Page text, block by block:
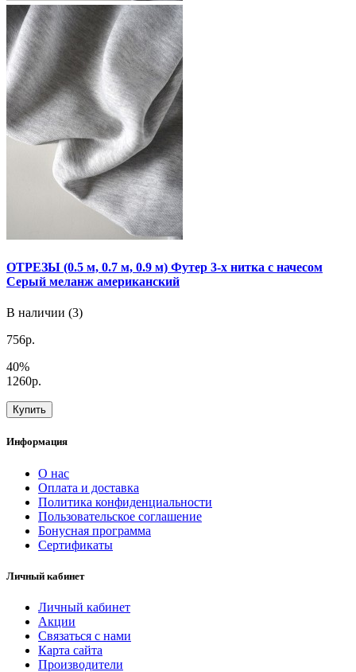
ОТРЕЗЫ (0.5 м, 0.7 м, 0.9 м) Футер 3-х нитка с начесом
Серый меланж американский
В наличии (3)
756р.
40%
1260р.
Купить
Информация
О нас
Оплата и доставка
Политика конфиденциальности
Пользовательское соглашение
Бонусная программа
Сертификаты
Личный кабинет
Личный кабинет
Акции
Связаться с нами
Карта сайта
Производители